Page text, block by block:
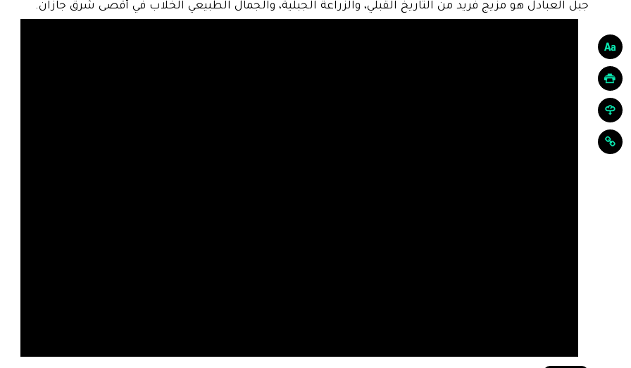
جبل العبادل هو مزيج فريد من التاريخ القبلي، والزراعة الجبلية، والجمال الطبيعي الخلاب في أقصى شرق جازان.